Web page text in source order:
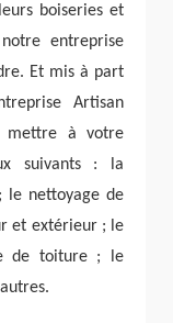
boiseries et
entreprise
Et mis à part
Artisan
mettre à votre
suivants : la
le nettoyage de
et extérieur ; le
de toiture ; le